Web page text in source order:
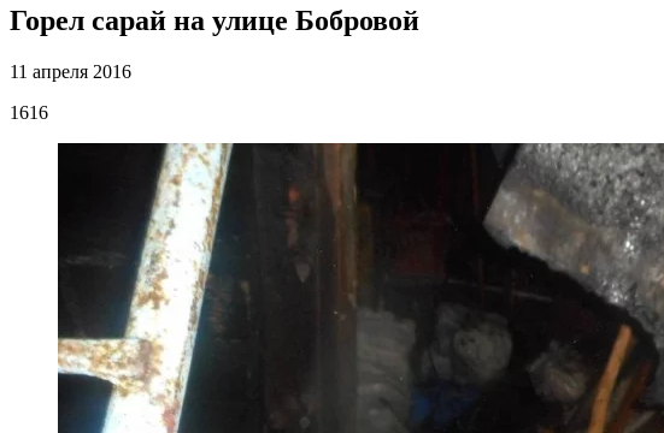
Горел сарай на улице Бобровой
11 апреля 2016
1616